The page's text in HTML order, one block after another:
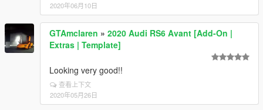
2020年06月10日
GTAmclaren » 2020 Audi RS6 Avant [Add-On |
Extras | Template]
Looking very good!!
查看上下文
2020年05月26日